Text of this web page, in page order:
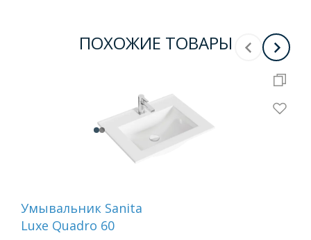
ПОХОЖИЕ ТОВАРЫ
Умывальник Sanita
Luxe Quadro 60